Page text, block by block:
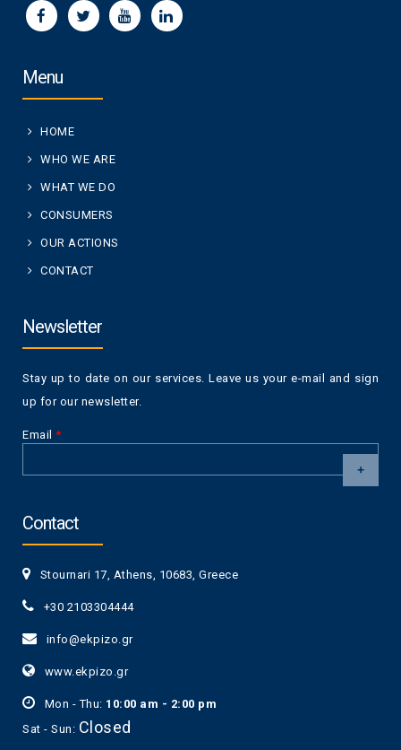
Menu
HOME
WHO WE ARE
WHAT WE DO
CONSUMERS
OUR ACTIONS
CONTACT
Newsletter
Stay up to date on our services. Leave us your e-mail and sign
up for our newsletter.
Email *
question is
for testing
not you are a
and to
automated
submissions.
5+2
Contact
Stournari 17, Athens, 10683, Greece
+30 2103304444
info@ekpizo.gr
www.ekpizo.gr
Mon - Thu: 10:00 am - 2:00 pm
Sat - Sun: Closed